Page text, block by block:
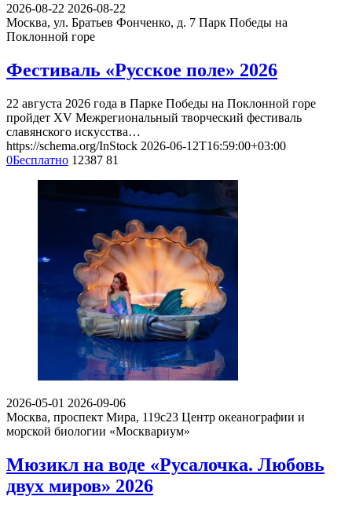
2026-08-22 2026-08-22
Москва, ул. Братьев Фонченко, д. 7 Парк Победы на
Поклонной горе
Фестиваль «Русское поле» 2026
22 августа 2026 года в Парке Победы на Поклонной горе
пройдет XV Межрегиональный творческий фестиваль
славянского искусства…
https://schema.org/InStock 2026-06-12T16:59:00+03:00
0Бесплатно 12387 81
2026-05-01 2026-09-06
Москва, проспект Мира, 119с23 Центр океанографии и
морской биологии «Москвариум»
Мюзикл на воде «Русалочка. Любовь
двух миров» 2026